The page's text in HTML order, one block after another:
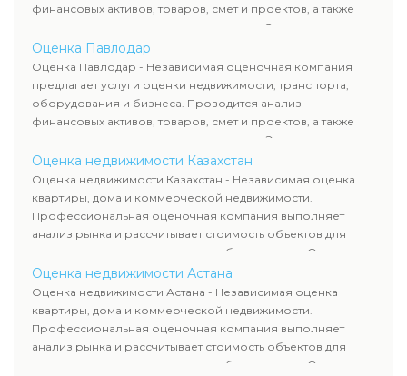
финансовых активов, товаров, смет и проектов, а также
оценка животных и недропользования. Эксперты
определяют рыночную стоимость имущества и
рассчитывают ущерб. Все отчеты соответствуют
требованиям законодательства и используются для
сделок, кредитования и судебных процессов.
Оценка Павлодар
Оценка Павлодар - Независимая оценочная компания
предлагает услуги оценки недвижимости, транспорта,
оборудования и бизнеса. Проводится анализ
финансовых активов, товаров, смет и проектов, а также
оценка животных и недропользования. Эксперты
определяют рыночную стоимость имущества и
рассчитывают ущерб. Все отчеты соответствуют
требованиям законодательства и используются для
сделок, кредитования и судебных процессов.
Оценка недвижимости Казахстан
Оценка недвижимости Казахстан - Независимая оценка
квартиры, дома и коммерческой недвижимости.
Профессиональная оценочная компания выполняет
анализ рынка и рассчитывает стоимость объектов для
продажи, ипотеки, аренды и судебных споров. Оценка
недвижимости включает современные методы и
гарантирует объективные результаты. Отчеты
используются для банков, судов и страховых компаний по
всему Казахстану.
Оценка недвижимости Астана
Оценка недвижимости Астана - Независимая оценка
квартиры, дома и коммерческой недвижимости.
Профессиональная оценочная компания выполняет
анализ рынка и рассчитывает стоимость объектов для
продажи, ипотеки, аренды и судебных споров. Оценка